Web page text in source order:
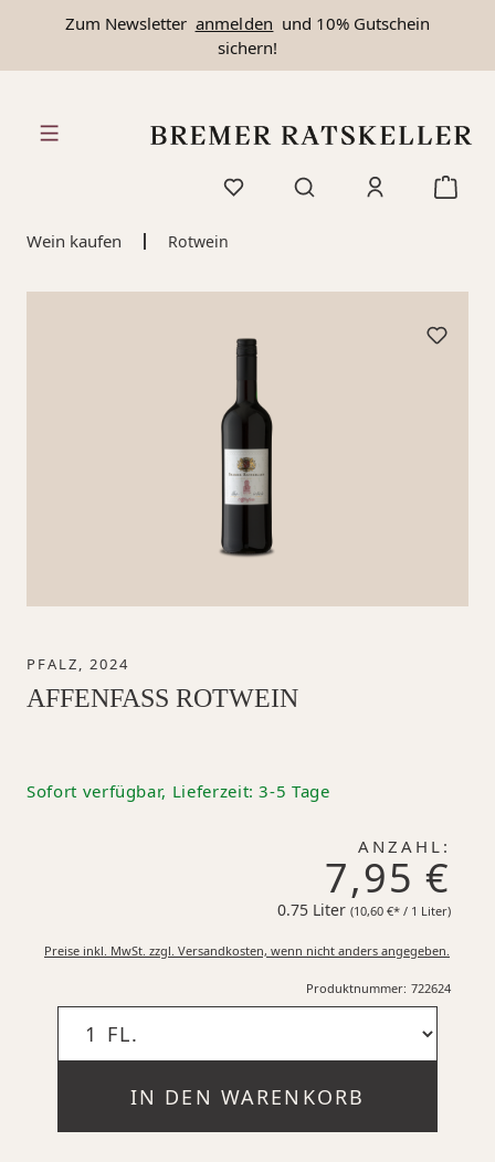
springen
Zum Newsletter anmelden und 10% Gutschein
sichern!
Wein kaufen Rotwein
PFALZ, 2024
AFFENFASS ROTWEIN
Sofort verfügbar, Lieferzeit: 3-5 Tage
ANZAHL:
7,95 €
0.75 Liter (10,60 €* / 1 Liter)10,60
Preise inkl. MwSt. zzgl. Versandkosten, wenn nicht anders angegeben.
Produktnummer: 722624
IN DEN WARENKORB